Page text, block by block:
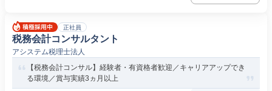
正社員
税務会計コンサルタント
アシステム税理士法人
【税務会計コンサル】経験者・有資格者歓迎／キャリアアップでき
る環境／賞与実績3ヵ月以上